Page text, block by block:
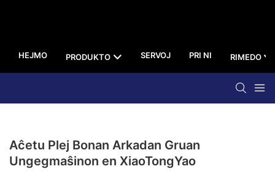
HEJMO PRODUKTO SERVOJ PRI NI RIMEDO
Aĉetu Plej Bonan Arkadan Gruan
Ungegmaŝinon en XiaoTongYao